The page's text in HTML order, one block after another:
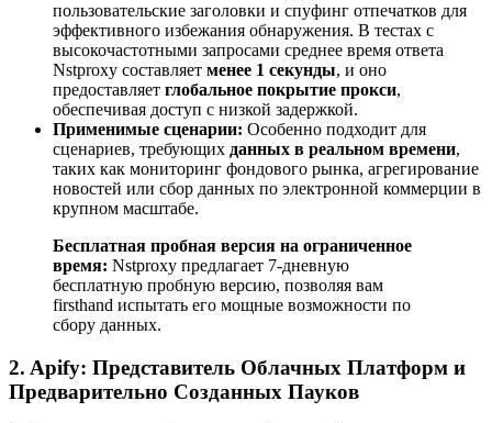
пользовательские заголовки и спуфинг отпечатков для
эффективного избежания обнаружения. В тестах с
высокочастотными запросами среднее время ответа
Nstproxy составляет менее 1 секунды, и оно
предоставляет глобальное покрытие прокси,
обеспечивая доступ с низкой задержкой.
Применимые сценарии: Особенно подходит для
сценариев, требующих данных в реальном времени,
таких как мониторинг фондового рынка, агрегирование
новостей или сбор данных по электронной коммерции в
крупном масштабе.
Бесплатная пробная версия на ограниченное
время: Nstproxy предлагает 7-дневную
бесплатную пробную версию, позволяя вам
firsthand испытать его мощные возможности по
сбору данных.
2. Apify: Представитель Облачных Платформ и
Предварительно Созданных Пауков